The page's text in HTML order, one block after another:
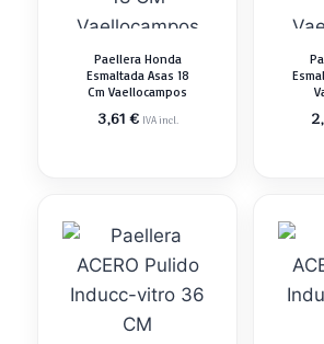
Paellera Honda
Esmaltada Asas 18
Cm Vaellocampos
3,61€ IVA incl.